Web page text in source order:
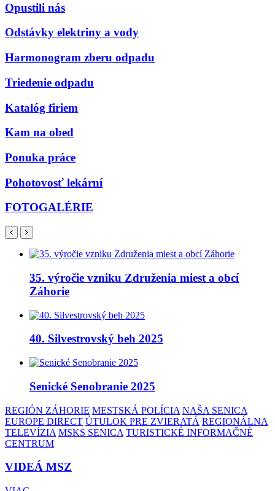
Opustili nás
Odstávky elektriny a vody
Harmonogram zberu odpadu
Triedenie odpadu
Katalóg firiem
Kam na obed
Ponuka práce
Pohotovosť lekární
FOTOGALÉRIE
35. výročie vzniku Združenia miest a obcí
Záhorie
40. Silvestrovský beh 2025
Senické Senobranie 2025
REGIÓN ZÁHORIE MESTSKÁ POLÍCIA NAŠA SENICA
EUROPE DIRECT ÚTULOK PRE ZVIERATÁ REGIONÁLNA
TELEVÍZIA MSKS SENICA TURISTICKÉ INFORMAČNÉ
CENTRUM
VIDEÁ MSZ